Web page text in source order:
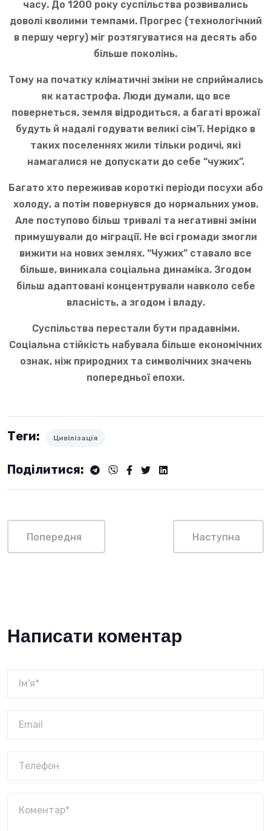
часу. До 1200 року суспільства розвивались
доволі кволими темпами. Прогрес (технологічний
в першу чергу) міг розтягуватися на десять або
більше поколінь.
Тому на початку кліматичні зміни не сприймались
як катастрофа. Люди думали, що все
повернеться, земля відродиться, а багаті врожаї
будуть й надалі годувати великі сім’ї. Нерідко в
таких поселеннях жили тільки родичі, які
намагалися не допускати до себе “чужих”.
Багато хто переживав короткі періоди посухи або
холоду, а потім повернувся до нормальних умов.
Але поступово більш тривалі та негативні зміни
примушували до міграції. Не всі громади змогли
вижити на нових землях. “Чужих” ставало все
більше, виникала соціальна динаміка. Згодом
більш адаптовані концентрували навколо себе
власність, а згодом і владу.
Суспільства перестали бути прадавніми.
Соціальна стійкість набувала більше економічних
ознак, ніж природних та символічних значень
попередньої епохи.
Теги: Цивілізація
Поділитися:
Попередня Наступна
Написати коментар